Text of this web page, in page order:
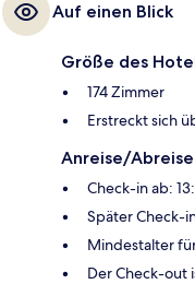
Auf einen Blick
Größe des
174 Zimmer
Erstreckt sich
Anreise/Abreise
Check-in ab:
Später Check-
Mindestalter
Der Check-out